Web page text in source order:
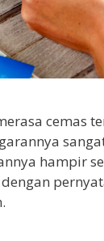
cemas
hampir